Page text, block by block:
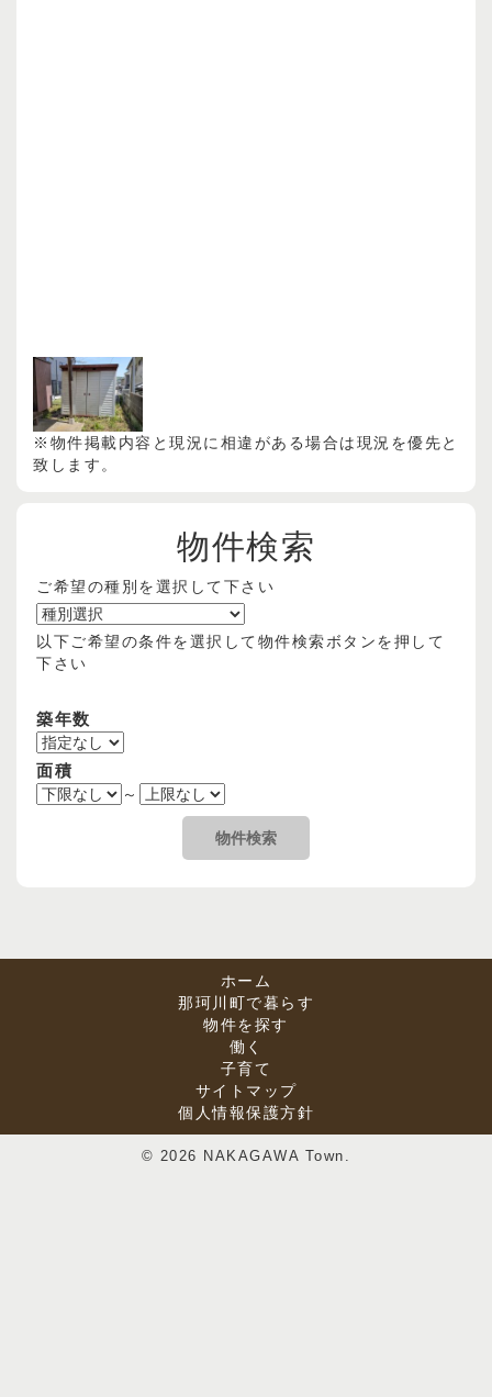
※物件掲載内容と現況に相違がある場合は現況を優先と
致します。
物件検索
ご希望の種別を選択して下さい
以下ご希望の条件を選択して物件検索ボタンを押して
下さい
築年数
面積
～
ホーム
那珂川町で暮らす
物件を探す
働く
子育て
サイトマップ
個人情報保護方針
© 2026 NAKAGAWA Town.